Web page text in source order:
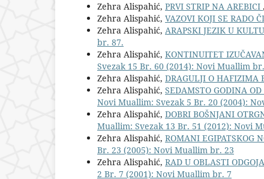
Zehra Alispahić, PRVI STRIP NA AREBICI ,
Zehra Alispahić, VAZOVI KOJI SE RADO
Zehra Alispahić, ARAPSKI JEZIK U
br. 87.
Zehra Alispahić, KONTINUITET
Svezak 15 Br. 60 (2014): Novi Muallim
Zehra Alispahić, DRAGULJI O HAFIZIMA
Zehra Alispahić, SEDAMSTO GODINA
Novi Muallim: Svezak 5 Br. 20 (2004):
Zehra Alispahić, DOBRI BOŠNJANI
Muallim: Svezak 13 Br. 51 (2012): Novi
Zehra Alispahić, ROMANI EGIPATSKOG
Br. 23 (2005): Novi Muallim br. 23
Zehra Alispahić, RAD U OBLASTI
2 Br. 7 (2001): Novi Muallim br. 7